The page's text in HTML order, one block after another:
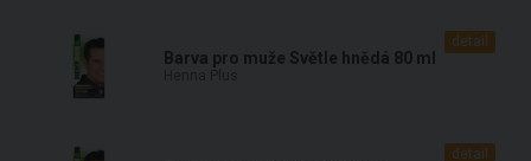
Barva pro muže Světle hnědá 80 ml
detail
detail